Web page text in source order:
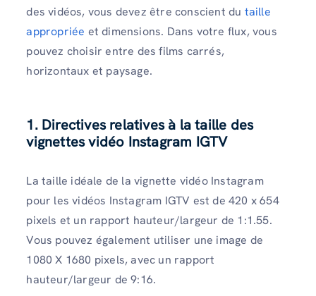
des vidéos, vous devez être conscient du taille
appropriée et dimensions. Dans votre flux, vous
pouvez choisir entre des films carrés,
horizontaux et paysage.
1. Directives relatives à la taille des
vignettes vidéo Instagram IGTV
La taille idéale de la vignette vidéo Instagram
pour les vidéos Instagram IGTV est de 420 x 654
pixels et un rapport hauteur/largeur de 1:1.55.
Vous pouvez également utiliser une image de
1080 X 1680 pixels, avec un rapport
hauteur/largeur de 9:16.